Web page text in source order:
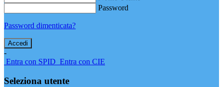
Password
Password dimenticata?
-
Entra con SPID Entra con CIE
Seleziona utente